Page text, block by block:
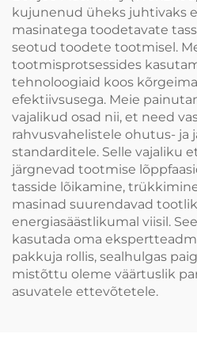
kujunenud üheks juhtivaks
masinatega toodetavate
seotud toodete tootmisel.
tootmisprotsessides
tehnoloogiaid koos
efektiivsusega. Meie
vajalikud osad nii, et need
rahvusvahelistele ohutus- ja
standarditele. Selle vajaliku
järgnevad tootmise
tasside lõikamine,
masinad suurendavad
energiasäästlikumal viisil.
kasutada oma
pakkuja rollis, sealhulgas
mistõttu oleme väärtuslik
asuvatele ettevõtetele.